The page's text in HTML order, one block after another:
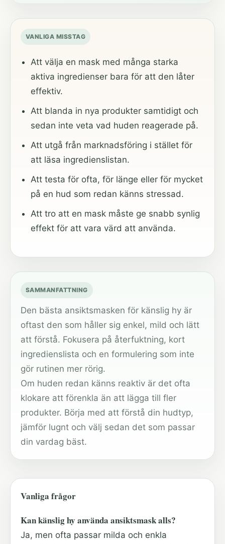
VANLIGA MISSTAG
Att välja en mask med många starka
aktiva ingredienser bara för att den låter
effektiv.
Att blanda in nya produkter samtidigt och
sedan inte veta vad huden reagerade på.
Att utgå från marknadsföring i stället för
att läsa ingredienslistan.
Att testa för ofta, för länge eller för mycket
på en hud som redan känns stressad.
Att tro att en mask måste ge snabb synlig
effekt för att vara värd att använda.
SAMMANFATTNING
Den bästa ansiktsmasken för känslig hy är
oftast den som håller sig enkel, mild och lätt
att förstå. Fokusera på återfuktning, kort
ingredienslista och en formulering som inte
gör rutinen mer rörig.
Om huden redan känns reaktiv är det ofta
klokare att förenkla än att lägga till fler
produkter. Börja med att förstå din hudtyp,
jämför lugnt och välj sedan det som passar
din vardag bäst.
Vanliga frågor
Kan känslig hy använda ansiktsmask alls?
Ja, men ofta passar milda och enkla